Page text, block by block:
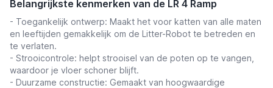
Belangrijkste kenmerken van de LR 4 Ramp
- Toegankelijk ontwerp: Maakt het voor katten van alle maten
en leeftijden gemakkelijk om de Litter-Robot te betreden en
te verlaten.
- Strooicontrole: helpt strooisel van de poten op te vangen,
waardoor je vloer schoner blijft.
- Duurzame constructie: Gemaakt van hoogwaardige